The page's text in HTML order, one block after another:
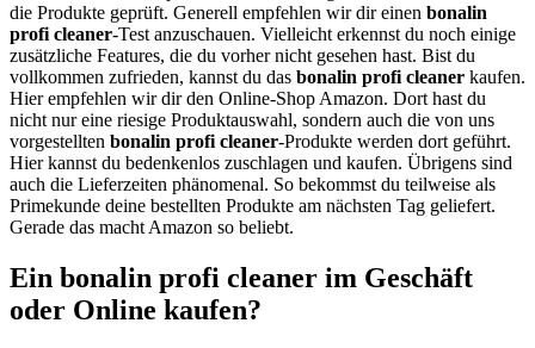
die Produkte geprüft. Generell empfehlen wir dir einen bonalin
profi cleaner-Test anzuschauen. Vielleicht erkennst du noch einige
zusätzliche Features, die du vorher nicht gesehen hast. Bist du
vollkommen zufrieden, kannst du das bonalin profi cleaner kaufen.
Hier empfehlen wir dir den Online-Shop Amazon. Dort hast du
nicht nur eine riesige Produktauswahl, sondern auch die von uns
vorgestellten bonalin profi cleaner-Produkte werden dort geführt.
Hier kannst du bedenkenlos zuschlagen und kaufen. Übrigens sind
auch die Lieferzeiten phänomenal. So bekommst du teilweise als
Primekunde deine bestellten Produkte am nächsten Tag geliefert.
Gerade das macht Amazon so beliebt.
Ein bonalin profi cleaner im Geschäft
oder Online kaufen?